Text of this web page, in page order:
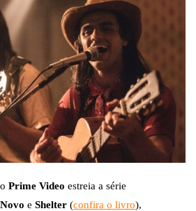
oPrime Video estreia a série
eShelter (confira o livro),